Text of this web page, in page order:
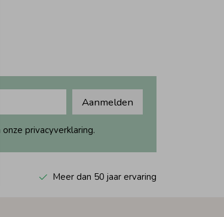
Aanmelden
privacyverklaring.
Meer dan 50 jaar ervaring